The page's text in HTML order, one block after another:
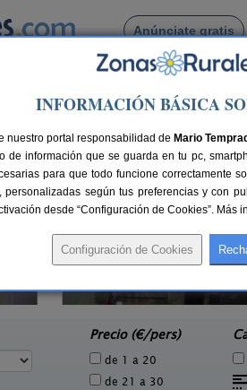
Anúnciate gratis
Busca por pueblo
Corporales
Casa Rural Finca La
Precio (€/pers)
de 1 a 20
de 21 a 30
INFORMACIÓN BÁSICA
nuestro portal responsabilidad de Mario
información que se guarda en tu pc,
para que todo funcione correctamente
según tus preferencias y con
desde “Configuración de Cookies”. Más